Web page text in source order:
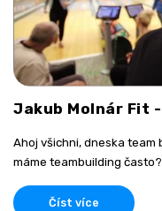
Jakub Molnár Fit
Ahoj všichni, dneska team
máme teambuilding často?
Číst více